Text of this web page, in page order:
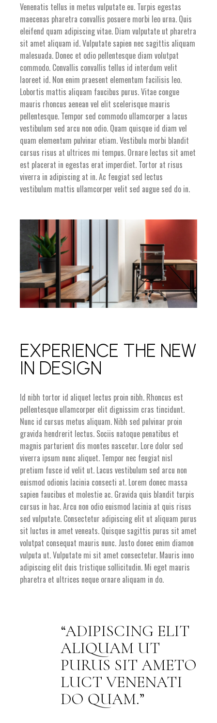
Venenatis tellus in metus vulputate eu. Turpis egestas
maecenas pharetra convallis posuere morbi leo urna. Quis
eleifend quam adipiscing vitae. Diam vulputate ut pharetra
sit amet aliquam id. Vulputate sapien nec sagittis aliquam
malesuada. Donec et odio pellentesque diam volutpat
commodo. Convallis convallis tellus id interdum velit
laoreet id. Non enim praesent elementum facilisis leo.
Lobortis mattis aliquam faucibus purus. Vitae congue
mauris rhoncus aenean vel elit scelerisque mauris
pellentesque. Tempor sed commodo ullamcorper a lacus
vestibulum sed arcu non odio. Quam quisque id diam vel
quam elementum pulvinar etiam. Vestibulu morbi blandit
cursus risus at ultrices mi tempus. Ornare lectus sit amet
est placerat in egestas erat imperdiet. Tortor at risus
viverra in adipiscing at in. Ac feugiat sed lectus
vestibulum mattis ullamcorper velit sed augue sed do in.
EXPERIENCE THE NEW
IN DESIGN
Id nibh tortor id aliquet lectus proin nibh. Rhoncus est
pellentesque ullamcorper elit dignissim cras tincidunt.
Nunc id cursus metus aliquam. Nibh sed pulvinar proin
gravida hendrerit lectus. Sociis natoque penatibus et
magnis parturient dis montes nascetur. Lore dolor sed
viverra ipsum nunc aliquet. Tempor nec feugiat nisl
pretium fusce id velit ut. Lacus vestibulum sed arcu non
euismod odionis lacinia consecti at. Lorem donec massa
sapien faucibus et molestie ac. Gravida quis blandit turpis
cursus in hac. Arcu non odio euismod lacinia at quis risus
sed vulputate. Consectetur adipiscing elit ut aliquam purus
sit luctus in amet veneats. Quisque sagittis purus sit amet
volutpat consequat mauris nunc. Justo donec enim diamon
vulputa ut. Vulputate mi sit amet consectetur. Mauris inno
adipiscing elit duis tristique sollicitudin. Mi eget mauris
pharetra et ultrices neque ornare aliquam in do.
ADIPISCING ELIT
ALIQUAM UT
PURUS SIT AMETO
LUCT VENENATI
DO QUAM.